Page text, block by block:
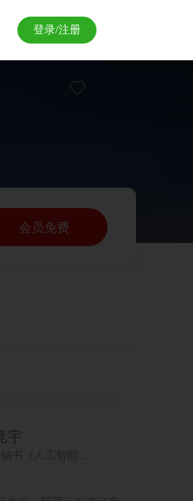
登录/注册
会员免费
宇